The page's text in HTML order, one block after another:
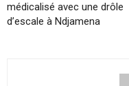
médicalisé avec une drôle
d’escale à Ndjamena